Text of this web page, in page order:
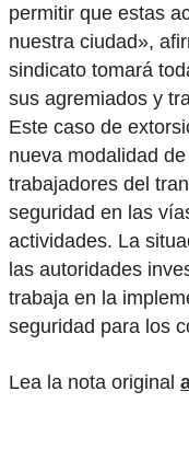
permitir que estas
nuestra ciudad»,
sindicato tomará
sus agremiados y
Este caso de
nueva modalidad
trabajadores del
seguridad en las
actividades. La
las autoridades
trabaja en la
seguridad para los
Lea la nota original